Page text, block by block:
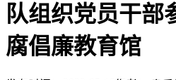
队组织党员干部
腐倡廉教育馆